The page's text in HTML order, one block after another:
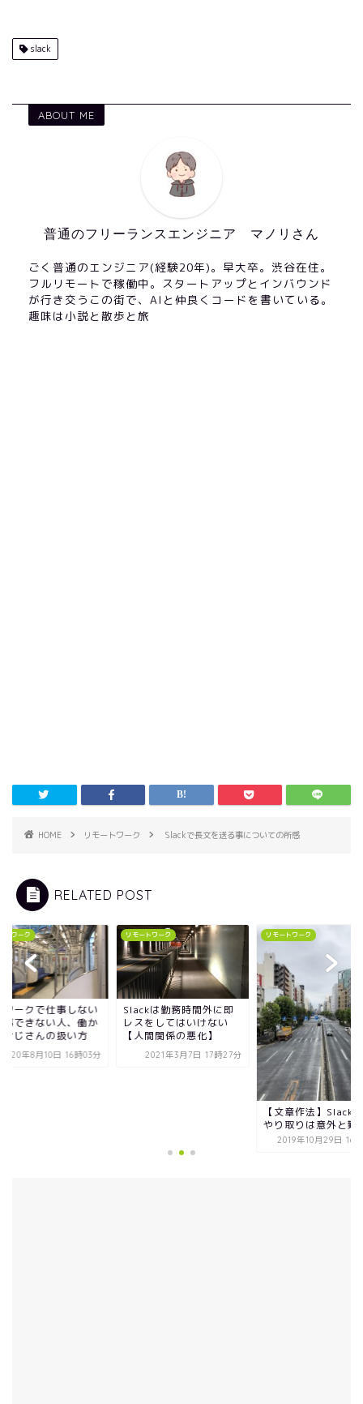
slack
ABOUT ME
普通のフリーランスエンジニア マノリさん
ごく普通のエンジニア(経験20年)。早大卒。渋谷在住。
フルリモートで稼働中。スタートアップとインバウンド
が行き交うこの街で、AIと仲良くコードを書いている。
趣味は小説と散歩と旅
HOME リモートワーク Slackで長文を送る事についての所感
RELATED POST
トワーク
は勤務時間外に即
をしてはいけない
間関係の悪化】
2021年3月7日 17時27分
リモートワーク リモートワーク
テレワークで仕事し
人仕事できない人、
ないおじさんの扱い
2020年8月10日 16